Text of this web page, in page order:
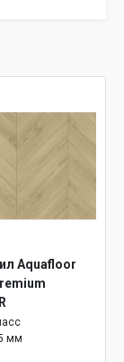
Aquafloor
мм